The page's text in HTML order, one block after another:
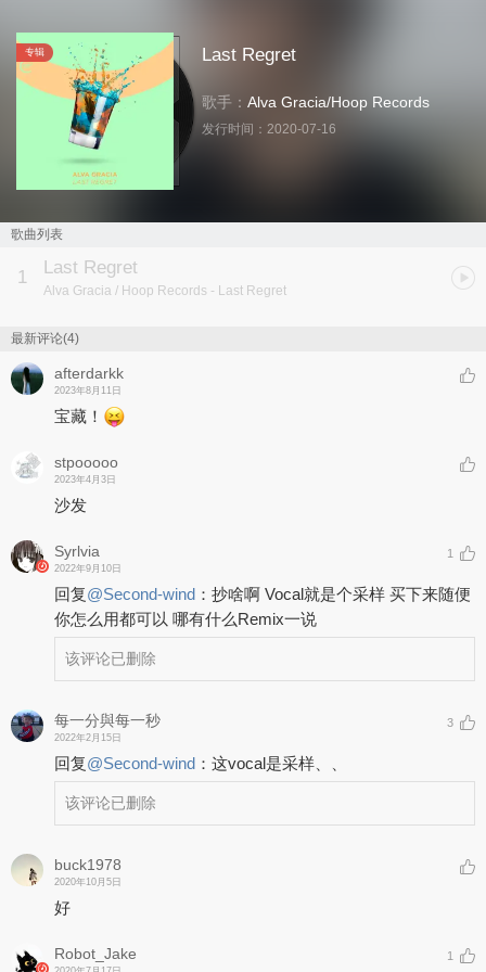
专辑 Last Regret
歌手： Alva Gracia/Hoop Records
发行时间： 2020-07-16
歌曲列表
1 Last Regret
Alva Gracia / Hoop Records - Last Regret
最新评论(4)
afterdarkk
2023年8月11日
宝藏！
stpooooo
2023年4月3日
沙发
Syrlvia
2022年9月10日
1
回复@Second-wind ： 抄啥啊 Vocal就是个采样 买下来随便
你怎么用都可以 哪有什么Remix一说
该评论已删除
每一分與每一秒
2022年2月15日
3
回复@Second-wind ： 这vocal是采样、、
该评论已删除
buck1978
2020年10月5日
好
Robot_Jake 1